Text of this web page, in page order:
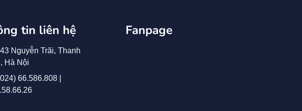
tin liên hệ
Nguyễn Trãi, Thanh
Hà Nội
66.586.808 |
Fanpage